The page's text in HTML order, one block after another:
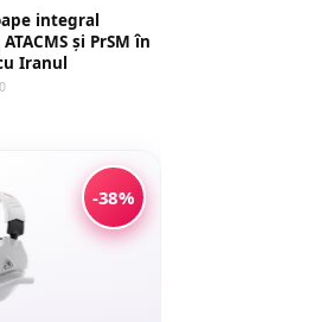
integral
și PrSM în
Iranul
-38%